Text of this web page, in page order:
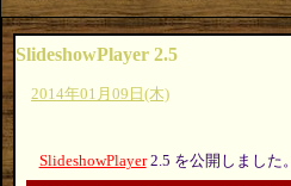
SlideshowPlayer 2.5
2014年01月09日(木)
SlideshowPlayer2.5 を公開しました。